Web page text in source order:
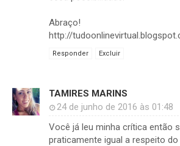
Abraço!
http://
Responder Excluir
TAMIRES MARINS
24 de junho de 2016 às 01:48
Você já leu minha crítica então
praticamente igual a respeito